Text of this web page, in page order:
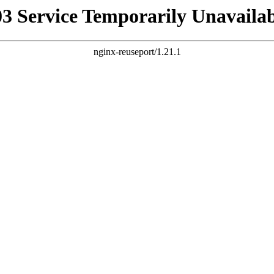
Service Temporarily
nginx-reuseport/1.21.1